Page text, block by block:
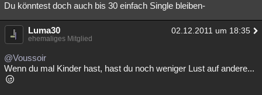
Du könntest doch auch bis 30 einfach Single bleiben-
Luma30 02.12.2011 um 18:35
ehemaliges Mitglied
@Voussoir
Wenn du mal Kinder hast, hast du noch weniger Lust auf andere...